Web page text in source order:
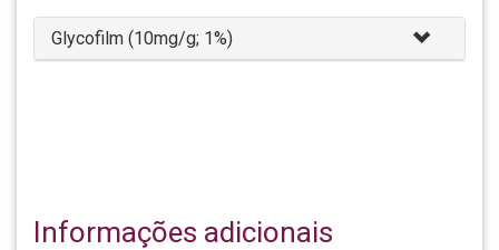
Glycofilm (10mg/g; 1%)
Informações adicionais